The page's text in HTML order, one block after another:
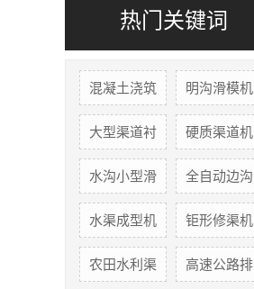
热门关键词
混凝土浇筑 明沟滑模机
大型渠道衬 硬质渠道机
水沟小型滑 全自动边沟
水渠成型机 钜形修渠机
农田水利渠 高速公路排